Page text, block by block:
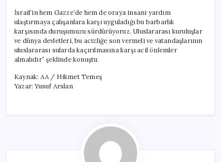
İsrail’in hem Gazze’de hem de oraya insani yardım
ulaştırmaya çalışanlara karşı uyguladığı bu barbarlık
karşısında duruşumuzu sürdürüyoruz. Uluslararası kuruluşlar
ve dünya devletleri, bu acizliğe son vermeli ve vatandaşlarının
uluslararası sularda kaçırılmasına karşı acil önlemler
almalıdır” şeklinde konuştu.
Kaynak: AA / Hikmet Temeş
Yazar: Yusuf Arslan